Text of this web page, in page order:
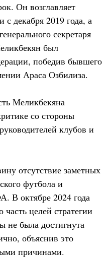
Он возглавляет
декабря 2019 года, а
секретаря
был
победив бывшего
Араса Озбилиза.
Меликбекяна
со стороны
клубов и
отсутствие заметных
футбола и
В октябре 2024 года
целей стратегии
не была достигнута
объяснив это
причинами.